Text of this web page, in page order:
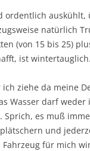
ordentlich
natürlich
(von 15 bis 25)
ist wintertauglich.
ich ziehe da meine
Wasser darf
Sprich, es muß
und
Fahrzeug für mich